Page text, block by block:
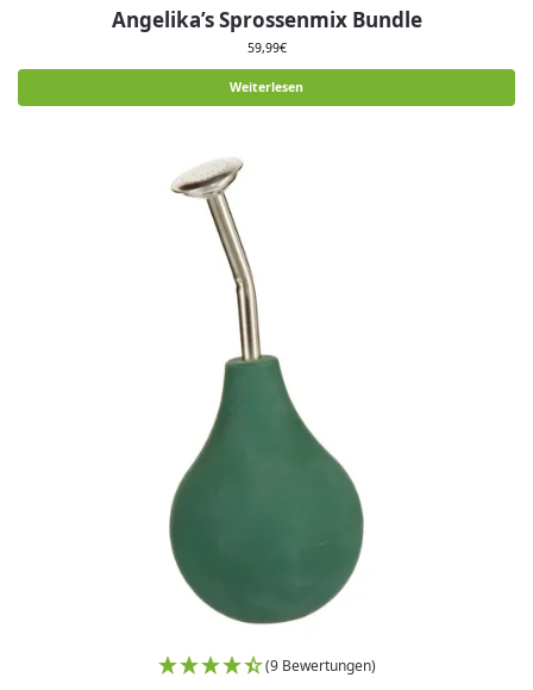
Angelika’s Sprossenmix Bundle
59,99€
Weiterlesen
(9 Bewertungen)